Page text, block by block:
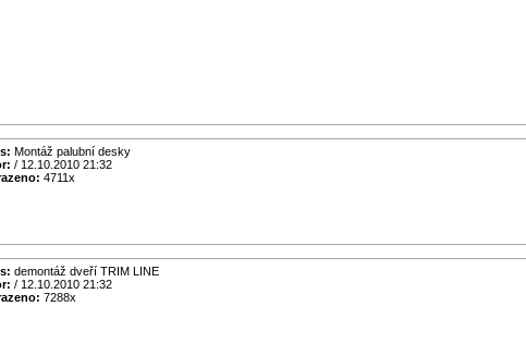
Montáž palubní desky
/ 12.10.2010 21:32
4711x
demontáž dveří TRIM LINE
/ 12.10.2010 21:32
7288x